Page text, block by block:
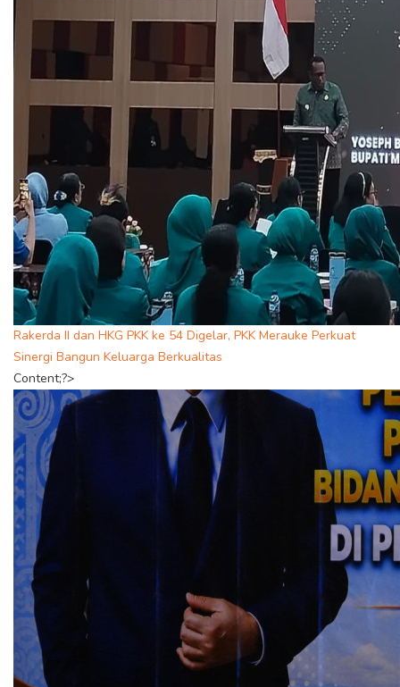
Rakerda II dan HKG PKK ke 54 Digelar, PKK Merauke Perkuat
Sinergi Bangun Keluarga Berkualitas
Content;?>